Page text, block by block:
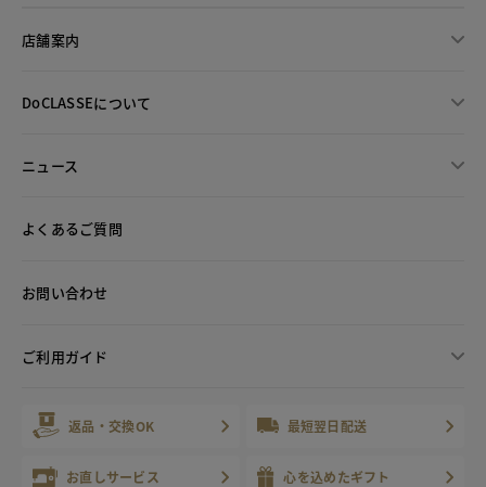
店舗案内
DoCLASSEについて
ニュース
よくあるご質問
お問い合わせ
ご利用ガイド
返品・交換OK 最短翌日配送
お直しサービス 心を込めたギフト